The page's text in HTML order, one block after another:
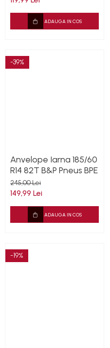
Accesorii scule
Scule Vopsitorie
Accesorii Telefon
ADAUGA IN COS
-39%
Anvelope Iarna 185/60
R14 82T B&P Pneus BPE
245,00 Lei
149,99 Lei
ADAUGA IN COS
-19%